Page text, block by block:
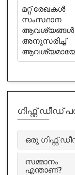
മറ്റ് രേഖകൾ
സംസ്ഥാന
ആവശ്യങ്ങൾ
അനുസരിച്ച്
ഗിഫ്റ്റ് ഡീഡ്
ഒരു ഗിഫ്റ്റ്
സമ്മാനം
എന്താണ്?